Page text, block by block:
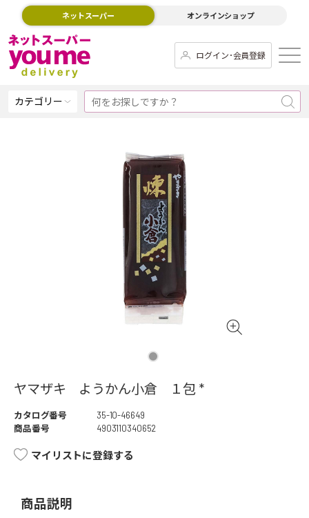
ネットスーパー オンラインショップ
ログイン･会員登録
カテゴリー
ヤマザキ ようかん小倉 １包 *
カタログ番号
35-10-46649
商品番号
4903110340652
マイリストに登録する
商品説明